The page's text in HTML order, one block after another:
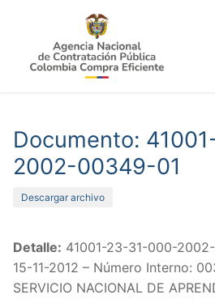
contenido
Documento:
2002-00349-01
Descargar archivo
Detalle: 41001-23-31-000-
15-11-2012 – Número Interno:
SERVICIO NACIONAL DE